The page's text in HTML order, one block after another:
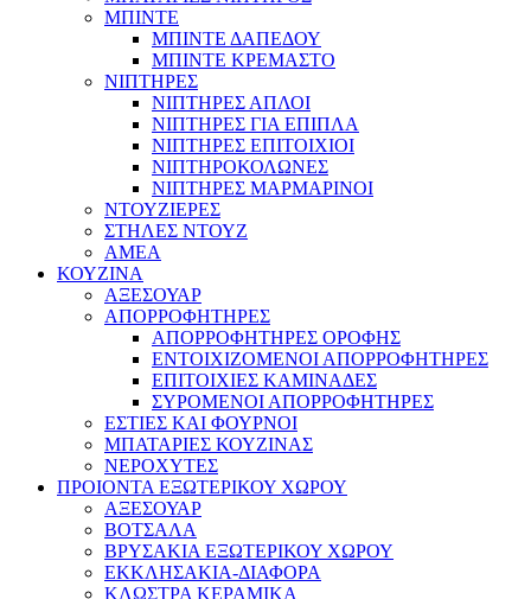
ΜΠΙΝΤΕ
ΜΠΙΝΤΕ ΔΑΠΕΔΟΥ
ΜΠΙΝΤΕ ΚΡΕΜΑΣΤΟ
ΝΙΠΤΗΡΕΣ
ΝΙΠΤΗΡΕΣ ΑΠΛΟΙ
ΝΙΠΤΗΡΕΣ ΓΙΑ ΕΠΙΠΛΑ
ΝΙΠΤΗΡΕΣ ΕΠΙΤΟΙΧΙΟΙ
ΝΙΠΤΗΡΟΚΟΛΩΝΕΣ
ΝΙΠΤΗΡΕΣ ΜΑΡΜΑΡΙΝΟΙ
ΝΤΟΥΖΙΕΡΕΣ
ΣΤΗΛΕΣ ΝΤΟΥΖ
ΑΜΕΑ
ΚΟΥΖΙΝΑ
ΑΞΕΣΟΥΑΡ
ΑΠΟΡΡΟΦΗΤΗΡΕΣ
ΑΠΟΡΡΟΦΗΤΗΡΕΣ ΟΡΟΦΗΣ
ΕΝΤΟΙΧΙΖΟΜΕΝΟΙ ΑΠΟΡΡΟΦΗΤΗΡΕΣ
ΕΠΙΤΟΙΧΙΕΣ ΚΑΜΙΝΑΔΕΣ
ΣΥΡΟΜΕΝΟΙ ΑΠΟΡΡΟΦΗΤΗΡΕΣ
ΕΣΤΙΕΣ ΚΑΙ ΦΟΥΡΝΟΙ
ΜΠΑΤΑΡΙΕΣ ΚΟΥΖΙΝΑΣ
ΝΕΡΟΧΥΤΕΣ
ΠΡΟΙΟΝΤΑ ΕΞΩΤΕΡΙΚΟΥ ΧΩΡΟΥ
ΑΞΕΣΟΥΑΡ
ΒΟΤΣΑΛΑ
ΒΡΥΣΑΚΙΑ ΕΞΩΤΕΡΙΚΟΥ ΧΩΡΟΥ
ΕΚΚΛΗΣΑΚΙΑ-ΔΙΑΦΟΡΑ
ΚΛΩΣΤΡΑ ΚΕΡΑΜΙΚΑ